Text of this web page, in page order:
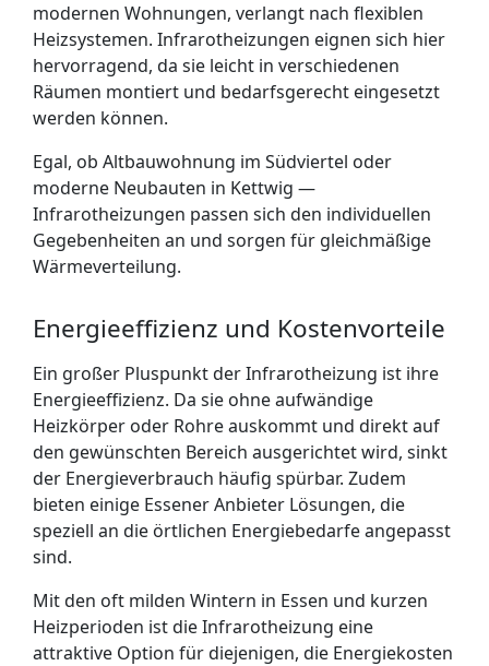
modernen Wohnungen, verlangt nach flexiblen
Heizsystemen. Infrarotheizungen eignen sich hier
hervorragend, da sie leicht in verschiedenen
Räumen montiert und bedarfsgerecht eingesetzt
werden können.
Egal, ob Altbauwohnung im Südviertel oder
moderne Neubauten in Kettwig —
Infrarotheizungen passen sich den individuellen
Gegebenheiten an und sorgen für gleichmäßige
Wärmeverteilung.
Energieeffizienz und Kostenvorteile
Ein großer Pluspunkt der Infrarotheizung ist ihre
Energieeffizienz. Da sie ohne aufwändige
Heizkörper oder Rohre auskommt und direkt auf
den gewünschten Bereich ausgerichtet wird, sinkt
der Energieverbrauch häufig spürbar. Zudem
bieten einige Essener Anbieter Lösungen, die
speziell an die örtlichen Energiebedarfe angepasst
sind.
Mit den oft milden Wintern in Essen und kurzen
Heizperioden ist die Infrarotheizung eine
attraktive Option für diejenigen, die Energiekosten